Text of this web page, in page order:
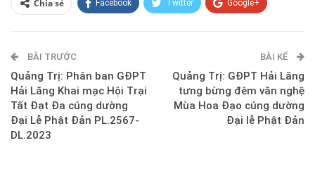
Chia sẻ Facebook Twitter Google+
E-mail
BÀI TRƯỚC
Quảng Trị: Phân ban GĐPT
Hải Lăng Khai mạc Hội Trại
Tất Đạt Đa cúng dường
Đại Lễ Phật Đản PL.2567-
DL.2023
BÀI KẾ
Quảng Trị: GĐPT Hải Lăng
tưng bừng đêm văn nghệ
Mùa Hoa Đạo cúng dường
Đại lễ Phật Đản